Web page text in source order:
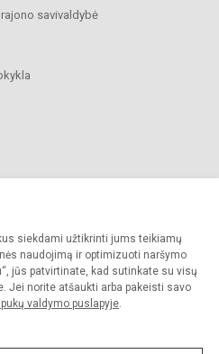
siekdami užtikrinti jums teikiamų
naudojimą ir optimizuoti naršymo
jūs patvirtinate, kad sutinkate su visų
Jei norite atšaukti arba pakeisti savo
valdymo puslapyje.
savivaldybė
mokykla. Visos teisės saugomos.
sutikimo griežtai draudžiama.
Slapukų valdymas